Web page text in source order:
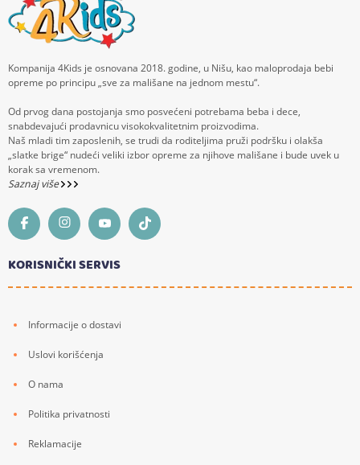
Kompanija 4Kids je osnovana 2018. godine, u Nišu, kao maloprodaja bebi
opreme po principu „sve za mališane na jednom mestu“.
Od prvog dana postojanja smo posvećeni potrebama beba i dece,
snabdevajući prodavnicu visokokvalitetnim proizvodima.
Naš mladi tim zaposlenih, se trudi da roditeljima pruži podršku i olakša
„slatke brige“ nudeći veliki izbor opreme za njihove mališane i bude uvek u
korak sa vremenom.
Saznaj više
KORISNIČKI SERVIS
Informacije o dostavi
Uslovi korišćenja
O nama
Politika privatnosti
Reklamacije